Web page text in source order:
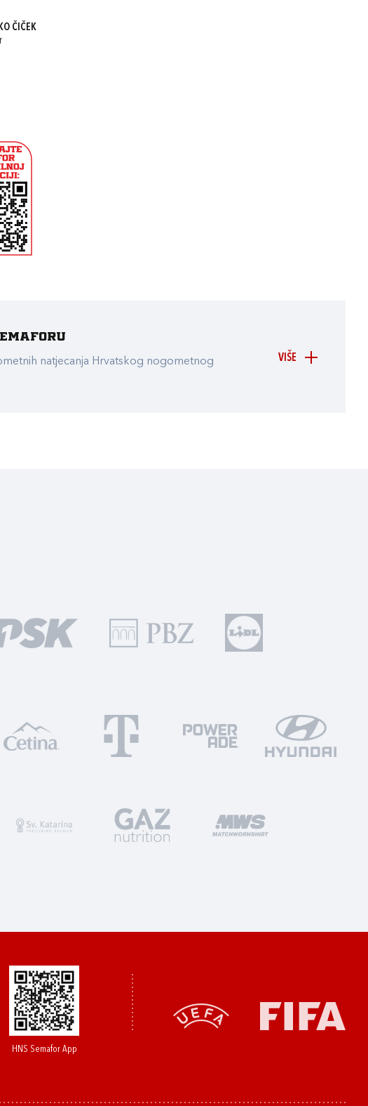
ČIČEK
VIŠE
natjecanja Hrvatskog nogometnog
HNS Semafor App